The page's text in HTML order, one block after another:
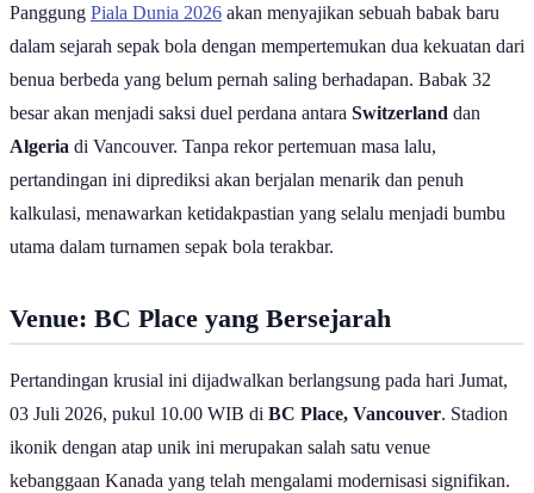
Panggung Piala Dunia 2026 akan menyajikan sebuah babak baru
dalam sejarah sepak bola dengan mempertemukan dua kekuatan dari
benua berbeda yang belum pernah saling berhadapan. Babak 32
besar akan menjadi saksi duel perdana antara Switzerland dan
Algeria di Vancouver. Tanpa rekor pertemuan masa lalu,
pertandingan ini diprediksi akan berjalan menarik dan penuh
kalkulasi, menawarkan ketidakpastian yang selalu menjadi bumbu
utama dalam turnamen sepak bola terakbar.
Venue: BC Place yang Bersejarah
Pertandingan krusial ini dijadwalkan berlangsung pada hari Jumat,
03 Juli 2026, pukul 10.00 WIB di BC Place, Vancouver. Stadion
ikonik dengan atap unik ini merupakan salah satu venue
kebanggaan Kanada yang telah mengalami modernisasi signifikan.